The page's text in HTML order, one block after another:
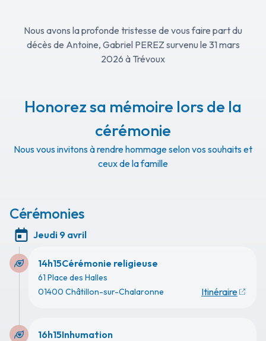
Nous avons la profonde tristesse de vous faire part du
décès de Antoine, Gabriel PEREZ survenu le 31 mars
2026 à Trévoux
Honorez sa mémoire lors de la
cérémonie
Nous vous invitons à rendre hommage selon vos souhaits et
ceux de la famille
Cérémonies
Jeudi 9 avril
14h15Cérémonie religieuse
61 Place des Halles
01400 Châtillon-sur-Chalaronne
Itinéraire
16h15Inhumation